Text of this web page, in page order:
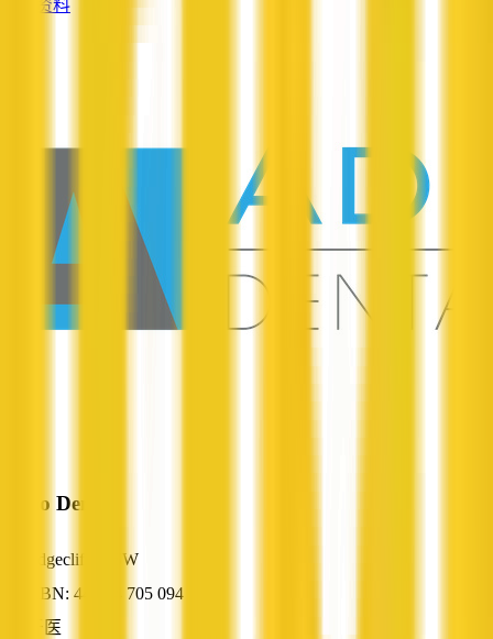
查看资料
Adno Dental
Edgecliff, NSW
ABN: 44 244 705 094
牙医